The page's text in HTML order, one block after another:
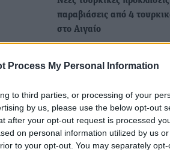
Process My Personal Information
to third parties, or processing of your
by us, please use the below opt-out
after your opt-out request is processed
on personal information utilized by us
to your opt-out. You may separately
παραβιάσεις από 4
στο Αιγαίο
Παρασκευή στο Κεντρικό
τουρκικά F-16, εκ…
Νέες τουρκικές
Αιγαίο